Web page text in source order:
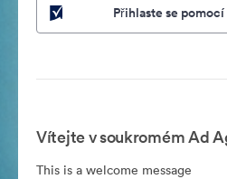
Přihlaste se
Vítejte v soukromém Ad
This is a welcome message